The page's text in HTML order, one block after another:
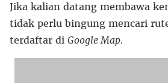
Jika kalian datang membawa
tidak perlu bingung mencari
terdaftar di Google Map.